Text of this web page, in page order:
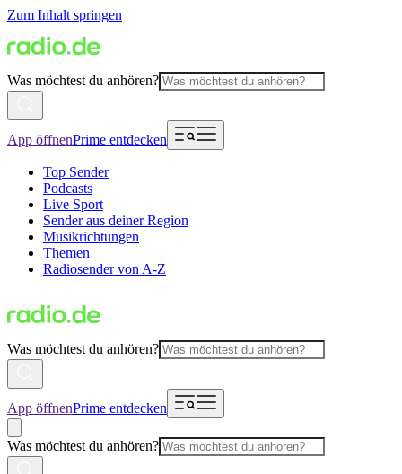
Zum Inhalt springen
Was möchtest du anhören?
App öffnenPrime entdecken
Top Sender
Podcasts
Live Sport
Sender aus deiner Region
Musikrichtungen
Themen
Radiosender von A-Z
Was möchtest du anhören?
App öffnenPrime entdecken
Was möchtest du anhören?